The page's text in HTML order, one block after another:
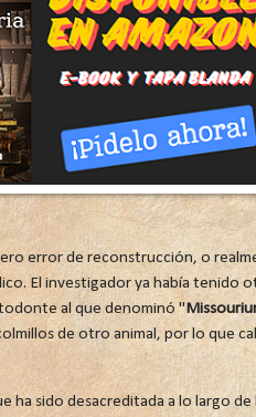
error de reconstrucción, o
El investigador ya había tenido
al que denominó "
de otro animal, por lo que
ha sido desacreditada a lo largo de